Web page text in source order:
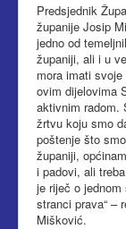
Predsjednik
županije Josip
jedno od
županiji, ali i u
mora imati
ovim dijelovima
aktivnim radom.
žrtvu koju smo
poštenje što
županiji,
i padovi, ali
je riječ o
stranci prava“ –
Mišković.